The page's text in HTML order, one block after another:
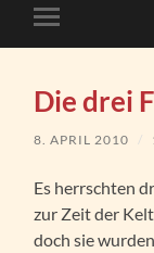
Mobile-
Menü
Die drei
8. APRIL 2010 /
Es herrschten
zur Zeit der
doch sie